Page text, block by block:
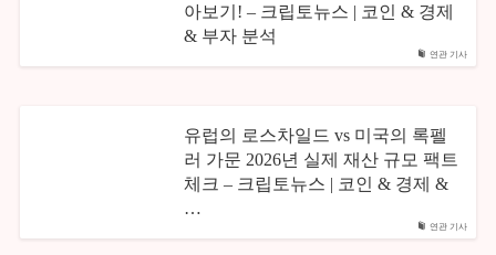
연관 기사
아보기! – 크립토뉴스 | 코인 & 경제
& 부자 분석
연관 기사
유럽의 로스차일드 vs 미국의 록펠
러 가문 2026년 실제 재산 규모 팩트
체크 – 크립토뉴스 | 코인 & 경제 &
…